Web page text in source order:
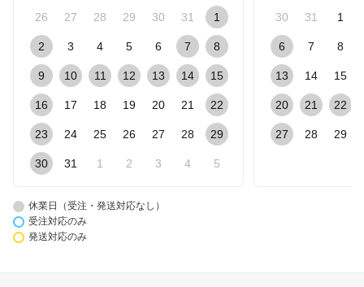
26 27 28 29 30 31 1
2 3 4 5 6 7 8
9 10 11 12 13 14 15
16 17 18 19 20 21 22
23 24 25 26 27 28 29
30 31 1 2 3 4 5
30 31 1
6 7 8
13 14 15
20 21 22
27 28 29
休業日（受注・発送対応なし）
受注対応のみ
発送対応のみ